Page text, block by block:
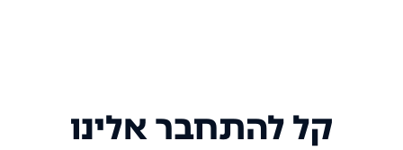
קל להתחבר אלינו